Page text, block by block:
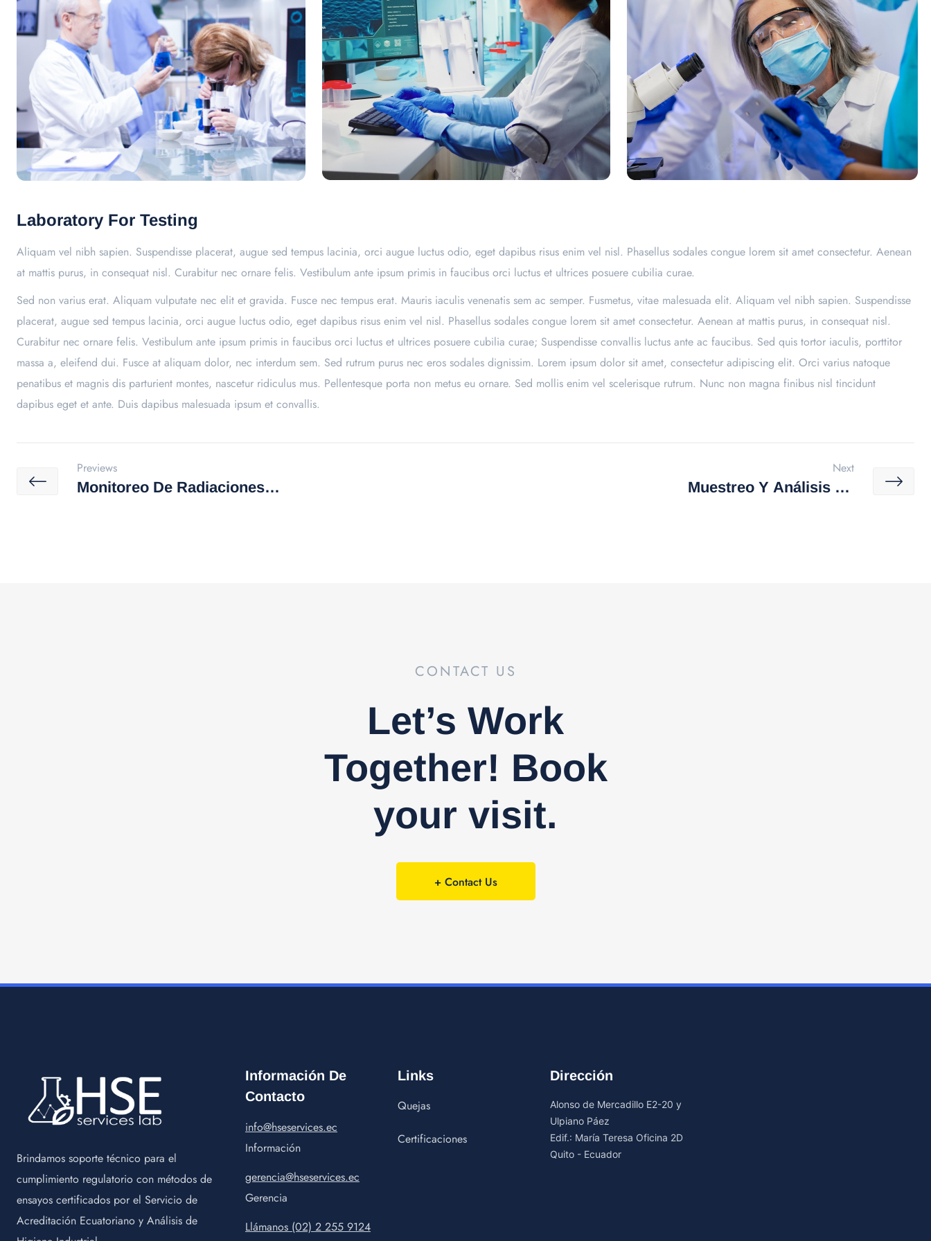
Laboratory For Testing
Aliquam vel nibh sapien. Suspendisse placerat, augue sed tempus lacinia, orci augue luctus odio, eget dapibus risus enim vel nisl. Phasellus sodales congue lorem sit amet consectetur. Aenean
at mattis purus, in consequat nisl. Curabitur nec ornare felis. Vestibulum ante ipsum primis in faucibus orci luctus et ultrices posuere cubilia curae.
Sed non varius erat. Aliquam vulputate nec elit et gravida. Fusce nec tempus erat. Mauris iaculis venenatis sem ac semper. Fusmetus, vitae malesuada elit. Aliquam vel nibh sapien. Suspendisse
placerat, augue sed tempus lacinia, orci augue luctus odio, eget dapibus risus enim vel nisl. Phasellus sodales congue lorem sit amet consectetur. Aenean at mattis purus, in consequat nisl.
Curabitur nec ornare felis. Vestibulum ante ipsum primis in faucibus orci luctus et ultrices posuere cubilia curae; Suspendisse convallis luctus ante ac faucibus. Sed quis tortor iaculis, porttitor
massa a, eleifend dui. Fusce at aliquam dolor, nec interdum sem. Sed rutrum purus nec eros sodales dignissim. Lorem ipsum dolor sit amet, consectetur adipiscing elit. Orci varius natoque
penatibus et magnis dis parturient montes, nascetur ridiculus mus. Pellentesque porta non metus eu ornare. Sed mollis enim vel scelerisque rutrum. Nunc non magna finibus nisl tincidunt
dapibus eget et ante. Duis dapibus malesuada ipsum et convallis.
Previews
Monitoreo De Radiaciones
Next
Muestreo Y Análisis De
CONTACT US
Let’s Work
Together! Book
your visit.
+ Contact Us
Brindamos soporte técnico para el
cumplimiento regulatorio con métodos de
ensayos certificados por el Servicio de
Acreditación Ecuatoriano y Análisis de
Información De
Contacto
info@hseservices.ec
Información
gerencia@hseservices.ec
Gerencia
Llámanos (02) 2 255 9124
Links
Quejas
Certificaciones
Dirección
Alonso de Mercadillo E2-20 y
Ulpiano Páez
Edif.: María Teresa Oficina 2D
Quito - Ecuador